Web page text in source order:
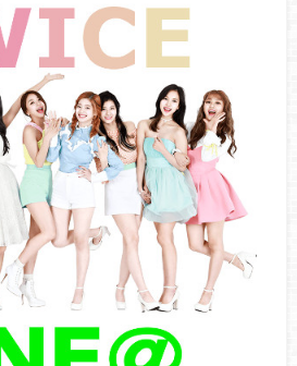
バム&ミニアルバム発売決定！発売日はい
プレミアムチケットも！【徹底調査】
年！今までの活躍の振り返り&最新アルバ
今後の活動は？【SNSで話題】
目・解散疑惑を乗り越え事務所と再契約！
ツウィだけ3年契約って本当？